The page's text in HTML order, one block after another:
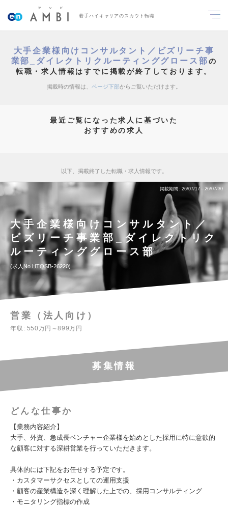
若手ハイキャリアのスカウト転職
大手企業様向けコンサルタント／ビズリーチ事
業部_ダイレクトリクルーティンググロース部の
転職・求人情報はすでに掲載が終了しております。
掲載時の情報は、 ページ下部からご覧いただけます。
最近ご覧になった求人に基づいた
おすすめの求人
以下、掲載終了した転職・求人情報です。
掲載期間 26/07/17～26/07/30
大手企業様向けコンサルタント／
ビズリーチ事業部_ダイレクトリク
ルーティンググロース部
求人No.HTQSB-26220
営業（法人向け）
年収 550万円～899万円
募集情報
どんな仕事か
【業務内容紹介】
大手、外資、急成長ベンチャー企業様を始めとした採用に特に意欲的
な顧客に対する深耕営業を行っていただきます。
具体的には下記をお任せする予定です。
・カスタマーサクセスとしての運用支援
・顧客の産業構造を深く理解した上での、採用コンサルティング
・モニタリング指標の作成